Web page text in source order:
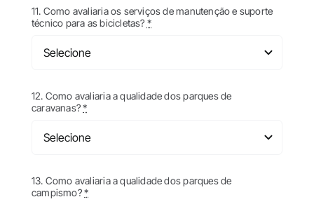
11. Como avaliaria os serviços de manutenção e suporte
técnico para as bicicletas? *
12. Como avaliaria a qualidade dos parques de
caravanas?*
13. Como avaliaria a qualidade dos parques de
campismo?*